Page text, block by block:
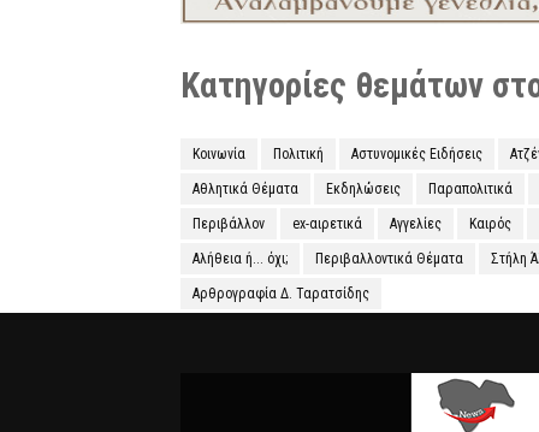
Κατηγορίες θεμάτων
Κοινωνία Πολιτική Αστυνομικές Ειδήσεις
Αθλητικά Θέματα Εκδηλώσεις Παραπολιτικά
Περιβάλλον ex-αιρετικά Αγγελίες Καιρός
Αλήθεια ή... όχι; Περιβαλλοντικά Θέματα Στήλη
Αρθρογραφία Δ. Ταρατσίδης